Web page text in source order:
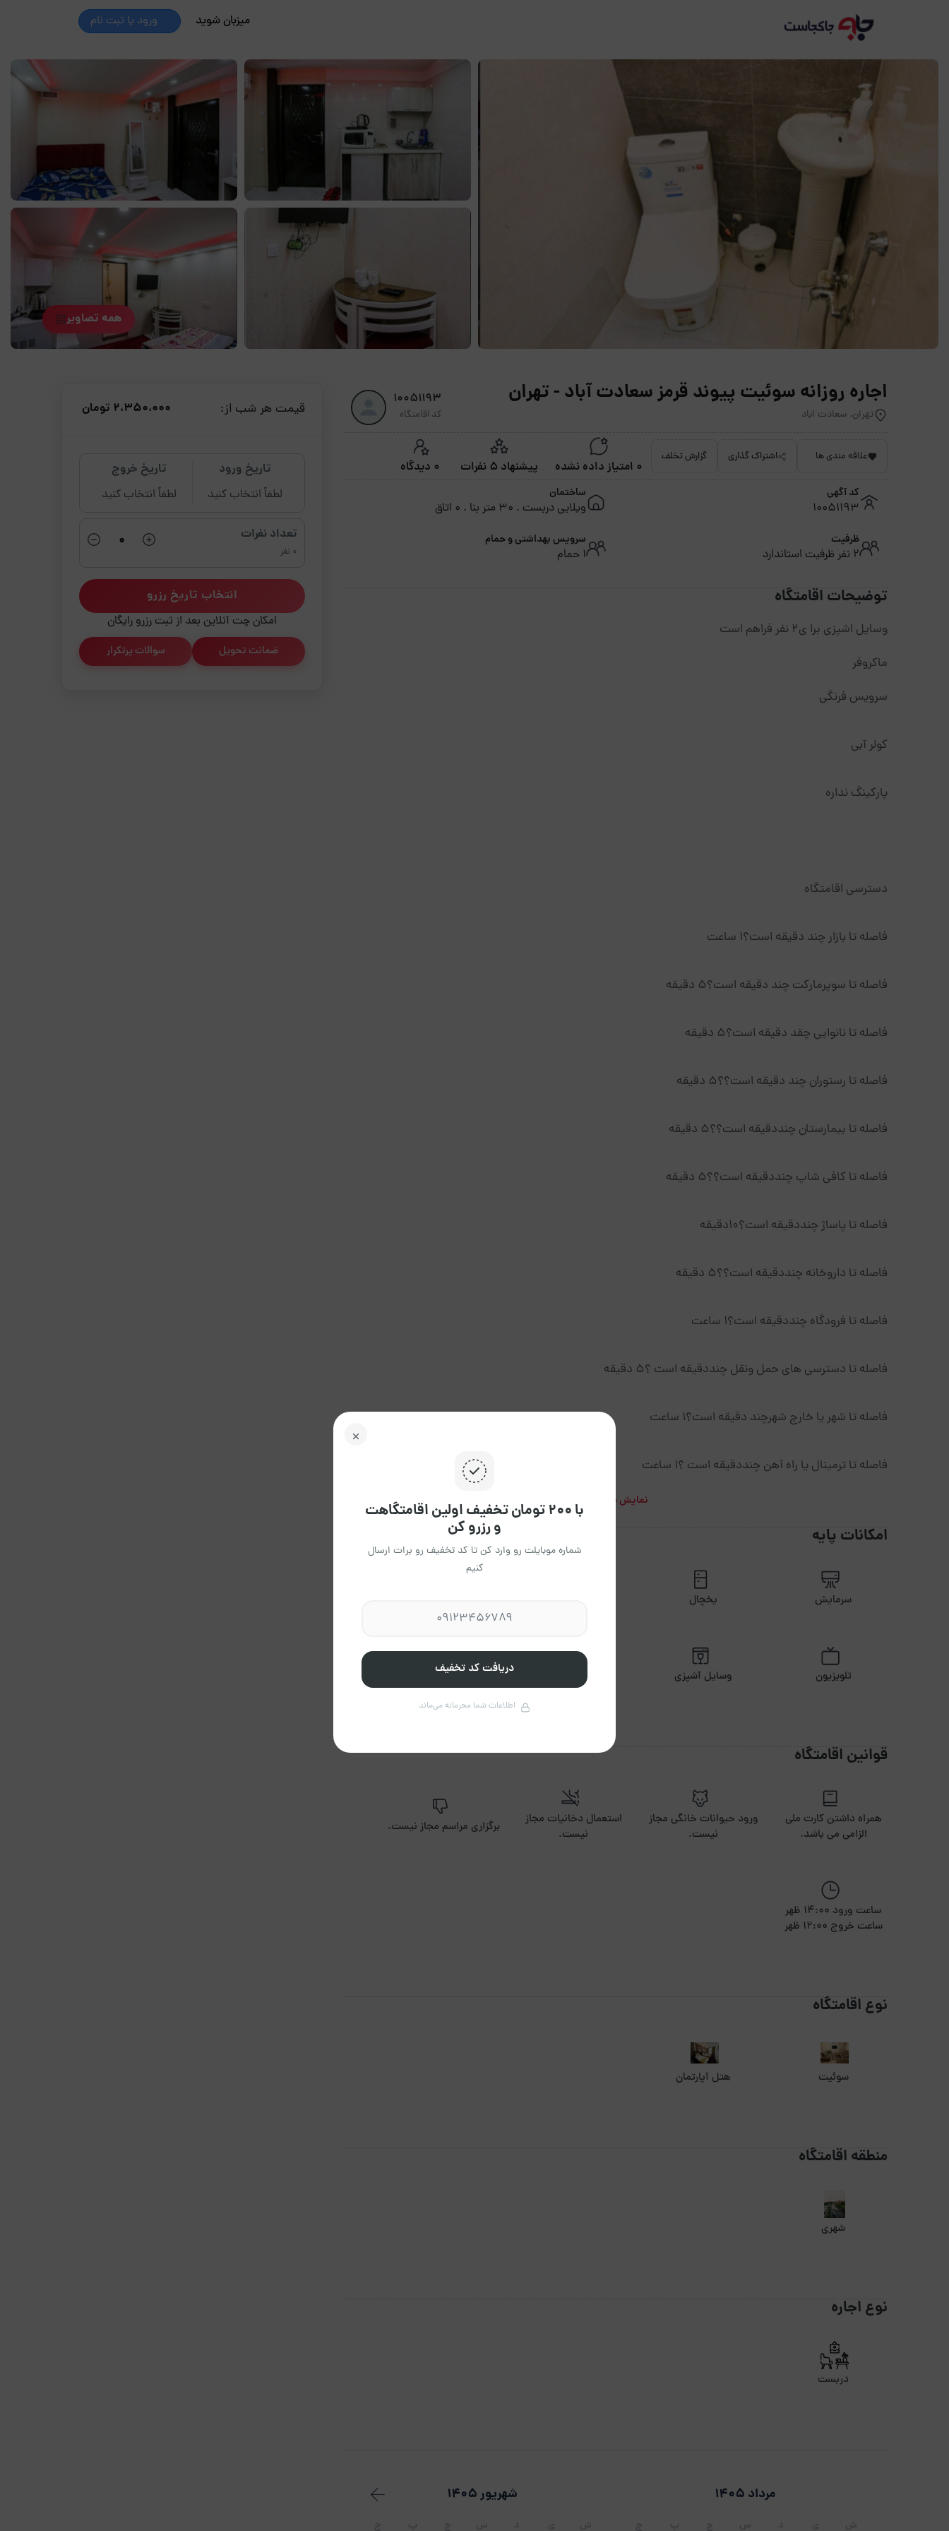
میزبان شوید ورود یا ثبت نام
همه تصاویر
اجاره روزانه سوئیت پیوند قرمز سعادت آباد - تهران
تهران, سعادت اباد
10051193
کد اقامتگاه
علاقه مندی ها اشتراک گذاری گزارش تخلف
0 امتیاز داده نشده پیشنهاد 5 نفرات 0 دیدگاه
کد آگهی
10051193
ساختمان
ویلایی دربست . 30 متر بنا . 0 اتاق
ظرفیت
2 نفر ظرفیت استاندارد
سرویس بهداشتی و حمام
1 حمام
توضیحات اقامتگاه
وسایل اشپزی برا ی2 نفر فراهم است
ماکروفر
سرویس فرنگی
کولر آبی
پارکینگ نداره
دسترسی اقامتگاه
فاصله تا بازار چند دقیقه است؟۱ ساعت
فاصله تا سوپرمارکت چند دقیقه است؟۵ دقیقه
فاصله تا نانوایی چقد دقیقه است؟۵ دقیقه
فاصله تا رستوران چند دقیقه است؟؟۵ دقیقه
فاصله تا بیمارستان چنددقیقه است؟؟۵ دقیقه
فاصله تا کافی شاپ چنددقیقه است؟؟۵ دقیقه
فاصله تا پاساژ چنددقیقه است؟۱۰دقیقه
فاصله تا داروخانه چنددقیقه است؟؟۵ دقیقه
فاصله تا فرودگاه چنددقیقه است؟۱ ساعت
فاصله تا دسترسی های حمل ونقل چنددقیقه است ؟۵ دقیقه
فاصله تا شهر یا خارج شهرچند دقیقه است؟۱ ساعت
فاصله تا ترمینال یا راه آهن چنددقیقه است ؟۱ ساعت
نمایش بیشتر
امکانات پایه
سرمایش یخچال
تلویزیون وسایل آشپزی سرایدار ۲۴ ساعته دوربین مدار بسته
قوانین اقامتگاه
همراه داشتن کارت ملی
الزامی می باشد.
ورود حیوانات خانگی مجاز
نیست.
استعمال دخانیات مجاز
نیست.
برگزاری مراسم مجاز نیست.
ساعت ورود 14:00 ظهر
ساعت خروج 12:00 ظهر
نوع اقامتگاه
سوئیت هتل آپارتمان
منطقه اقامتگاه
شهری
نوع اجاره
دربست
مرداد 1405
ش ی د س چ پ ج
شهریور 1405
ش ی د س چ پ ج
قیمت هر شب از: 2،350،000 تومان
تاریخ ورود
لطفاً انتخاب کنید
تاریخ خروج
لطفاً انتخاب کنید
تعداد نفرات
0 نفر
انتخاب تاریخ رزرو
امکان چت آنلاین بعد از ثبت رزرو رایگان
ضمانت تحویل سوالات پرتکرار
با ۲۰۰ تومان تخفیف اولین اقامتگاهت
و رزرو کن
شماره موبایلت رو وارد کن تا کد تخفیف رو برات ارسال
کنیم
دریافت کد تخفیف
اطلاعات شما محرمانه می‌ماند